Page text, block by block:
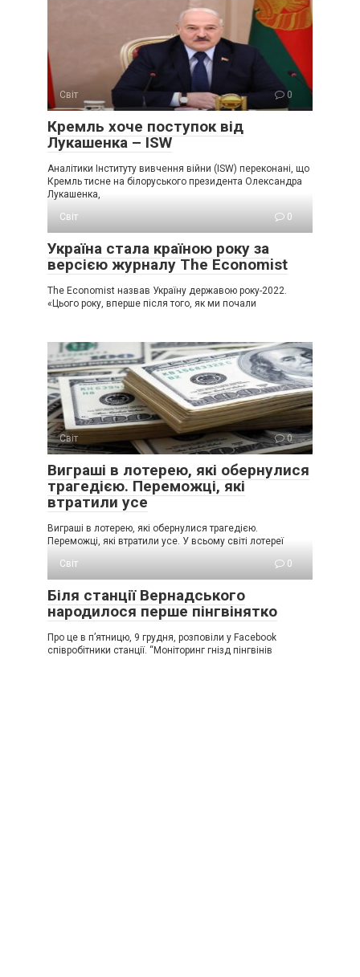
Світ 0
Крeмль хоче поступок від
Лукaшенка – ISW
Аналітики Інституту вивчення війни (ISW) переконані, що
Кремль тисне на білоруського президента Олександра
Лукашенка,
Світ
0
Україна стала країною року за
версією журналу The Economist
The Economist назвав Україну державою року-2022.
«Цього року, вперше після того, як ми почали
Світ 0
Виграші в лотерею, які обернулися
трагедією. Переможці, які
втратили усе
Виграші в лотерею, які обернулися трагедією.
Переможці, які втратили усе. У всьому світі лотереї
Світ
0
Біля станції Вернадського
народилося перше пінгвінятко
Про це в п’ятницю, 9 грудня, розповіли у Facebook
співробітники станції. “Моніторинг гнізд пінгвінів